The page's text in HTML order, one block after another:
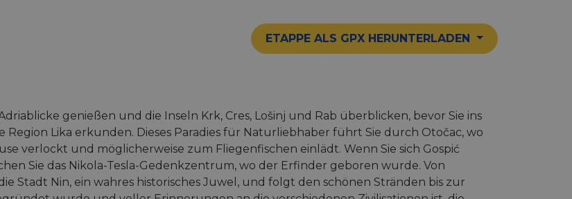
ETAPPE ALS GPX HERUNTERLADEN
genießen und die Inseln Krk, Cres, Lošinj und Rab überblicken, bevor Sie ins
Region Lika erkunden. Dieses Paradies für Naturliebhaber führt Sie durch Otočac, wo
verlockt und möglicherweise zum Fliegenfischen einlädt. Wenn Sie sich Gospić
Sie das Nikola-Tesla-Gedenkzentrum, wo der Erfinder geboren wurde. Von
Stadt Nin, ein wahres historisches Juwel, und folgt den schönen Stränden bis zur